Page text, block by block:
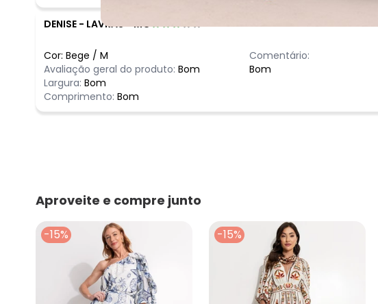
DENISE - LAVRAS - MG
Cor: Bege / M
Avaliação geral do produto: Bom
Largura: Bom
Comprimento: Bom
Comentário:
Bom
Aproveite e compre junto
-15% -15%